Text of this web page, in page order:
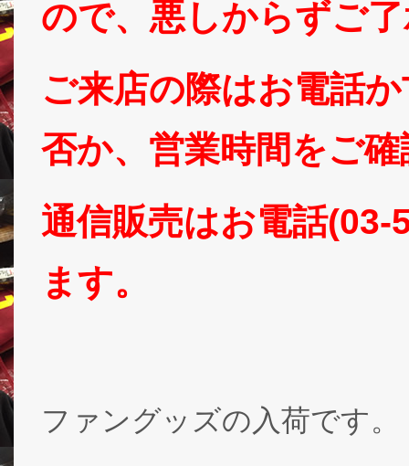
ので、悪しからずご
ご来店の際はお電話
否か、営業時間をご
通信販売はお電話
ます。
ファングッズの入荷です。